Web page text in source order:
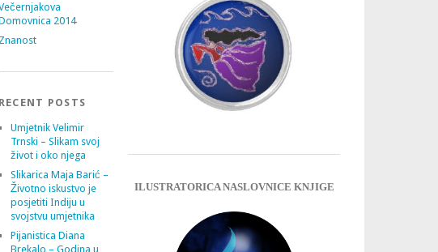
2014
Znanost
RECENT POSTS
Umjetnik Velimir
Trnski – Slikam svoj
život i oko njega
Slikarica Maja Barić –
Životno iskustvo je
posjetiti Indiju u
svojstvu umjetnika
Pijanistica Diana
Brekalo – Godina u
ILUSTRATORICA NASLOVNICE KNJIGE